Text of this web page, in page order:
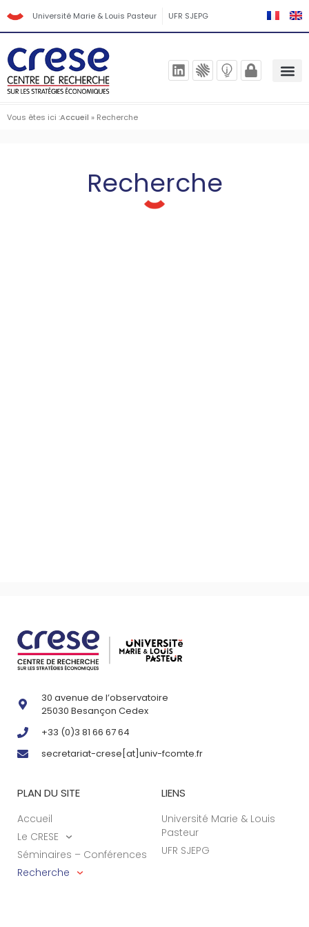
Université Marie & Louis Pasteur UFR SJEPG
Vous êtes ici :Accueil » Recherche
Recherche
30 avenue de l’observatoire
25030 Besançon Cedex
+33 (0)3 81 66 67 64
secretariat-crese[at]univ-fcomte.fr
PLAN DU SITE
Accueil
Le CRESE
Séminaires – Conférences
Recherche
LIENS
Université Marie & Louis
Pasteur
UFR SJEPG